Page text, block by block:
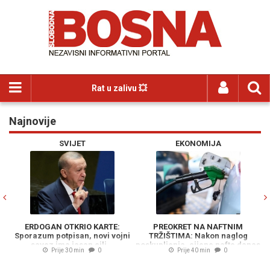
Rat u zalivu 💥
Najnovije
SVIJET
ERDOGAN OTKRIO KARTE:
Sporazum potpisan, novi vojni
savez ima jasan cilj...
Prije 30 min 0
EKONOMIJA
PREOKRET NA NAFTNIM
TRŽIŠTIMA: Nakon naglog
poskupljenja, cijene nafte danas
iznose..
Prije 40 min 0